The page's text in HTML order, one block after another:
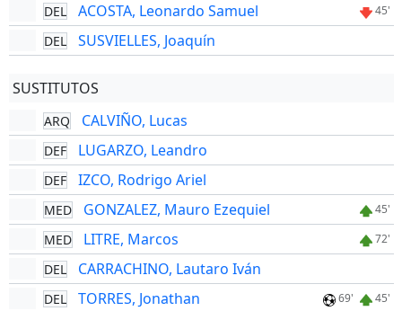
DEL ACOSTA, Leonardo Samuel 45'
DEL SUSVIELLES, Joaquín
SUSTITUTOS
ARQ CALVIÑO, Lucas
DEF LUGARZO, Leandro
DEF IZCO, Rodrigo Ariel
MED GONZALEZ, Mauro Ezequiel 45'
MED LITRE, Marcos 72'
DEL CARRACHINO, Lautaro Iván
DEL TORRES, Jonathan 69' 45'